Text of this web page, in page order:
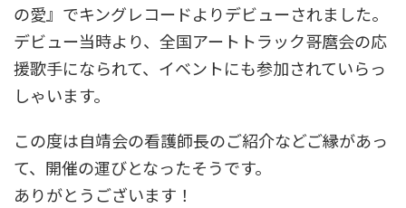
の愛』でキングレコードよりデビューされました。
デビュー当時より、全国アートトラック哥麿会の応
援歌手になられて、イベントにも参加されていらっ
しゃいます。
この度は自靖会の看護師長のご紹介などご縁があっ
て、開催の運びとなったそうです。
ありがとうございます！